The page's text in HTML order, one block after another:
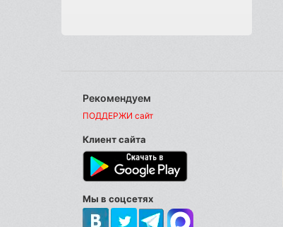
Рекомендуем
ПОДДЕРЖИ сайт
Клиент сайта
Мы в соцсетях